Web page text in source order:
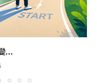
...